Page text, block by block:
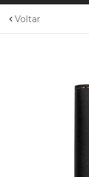
Voltar